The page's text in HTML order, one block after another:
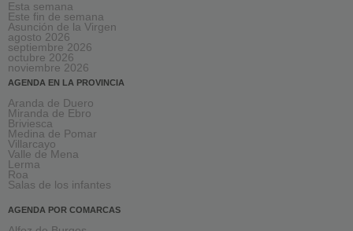
Esta semana
Este fin de semana
Asunción de la Virgen
agosto 2026
septiembre 2026
octubre 2026
noviembre 2026
AGENDA EN LA PROVINCIA
Aranda de Duero
Miranda de Ebro
Briviesca
Medina de Pomar
Villarcayo
Valle de Mena
Lerma
Roa
Salas de los infantes
AGENDA POR COMARCAS